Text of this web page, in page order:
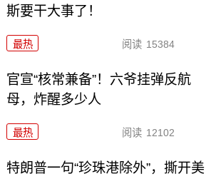
斯要干大事了！
最热 阅读 15384
官宣“核常兼备”！六爷挂弹反航
母，炸醒多少人
最热 阅读 12102
特朗普一句“珍珠港除外”，撕开美